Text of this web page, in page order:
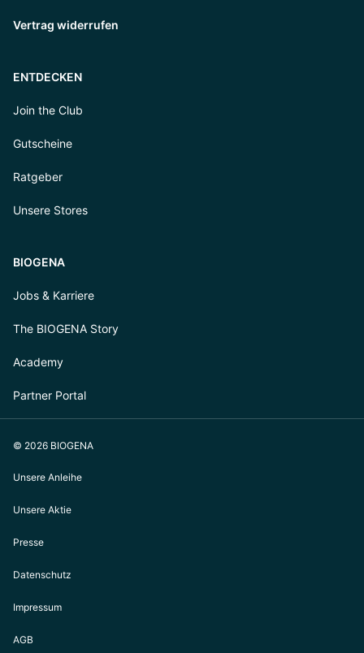
Vertrag widerrufen
ENTDECKEN
Join the Club
Gutscheine
Ratgeber
Unsere Stores
BIOGENA
Jobs & Karriere
The BIOGENA Story
Academy
Partner Portal
© 2026 BIOGENA
Unsere Anleihe
Unsere Aktie
Presse
Datenschutz
Impressum
AGB